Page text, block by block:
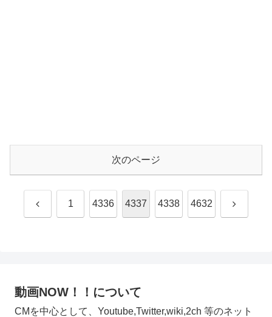
次のページ
前 1 4336 4337 4338 4632 次
動画NOW！！について
CMを中心として、Youtube,Twitter,wiki,2ch 等のネット